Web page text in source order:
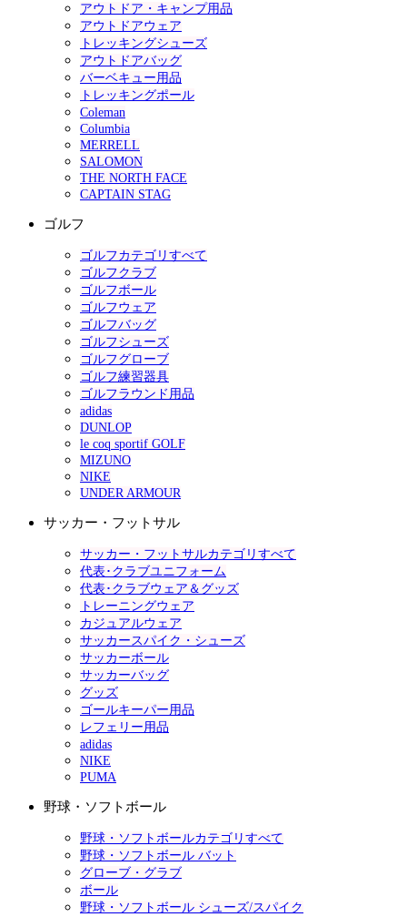
アウトドア・キャンプ用品
アウトドアウェア
トレッキングシューズ
アウトドアバッグ
バーベキュー用品
トレッキングポール
Coleman
Columbia
MERRELL
SALOMON
THE NORTH FACE
CAPTAIN STAG
ゴルフ
ゴルフカテゴリすべて
ゴルフクラブ
ゴルフボール
ゴルフウェア
ゴルフバッグ
ゴルフシューズ
ゴルフグローブ
ゴルフ練習器具
ゴルフラウンド用品
adidas
DUNLOP
le coq sportif GOLF
MIZUNO
NIKE
UNDER ARMOUR
サッカー・フットサル
サッカー・フットサルカテゴリすべて
代表･クラブユニフォーム
代表･クラブウェア＆グッズ
トレーニングウェア
カジュアルウェア
サッカースパイク・シューズ
サッカーボール
サッカーバッグ
グッズ
ゴールキーパー用品
レフェリー用品
adidas
NIKE
PUMA
野球・ソフトボール
野球・ソフトボールカテゴリすべて
野球・ソフトボール バット
グローブ・グラブ
ボール
野球・ソフトボール シューズ/スパイク